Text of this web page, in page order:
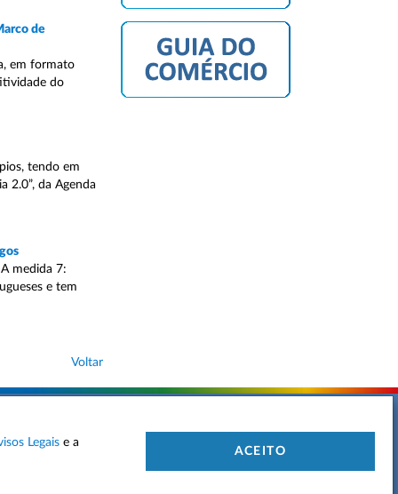
de
em formato
do
tendo em
2.0”, da Agenda
medida 7:
e tem
Voltar
PRIVACIDADE CONTACTOS
Legais e a
ACEITO